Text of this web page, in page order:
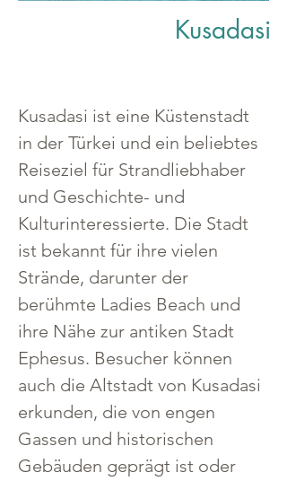
Kusadasi
Kusadasi ist eine Küstenstadt
in der Türkei und ein beliebtes
Reiseziel für Strandliebhaber
und Geschichte- und
Kulturinteressierte. Die Stadt
ist bekannt für ihre vielen
Strände, darunter der
berühmte Ladies Beach und
ihre Nähe zur antiken Stadt
Ephesus. Besucher können
auch die Altstadt von Kusadasi
erkunden, die von engen
Gassen und historischen
Gebäuden geprägt ist oder